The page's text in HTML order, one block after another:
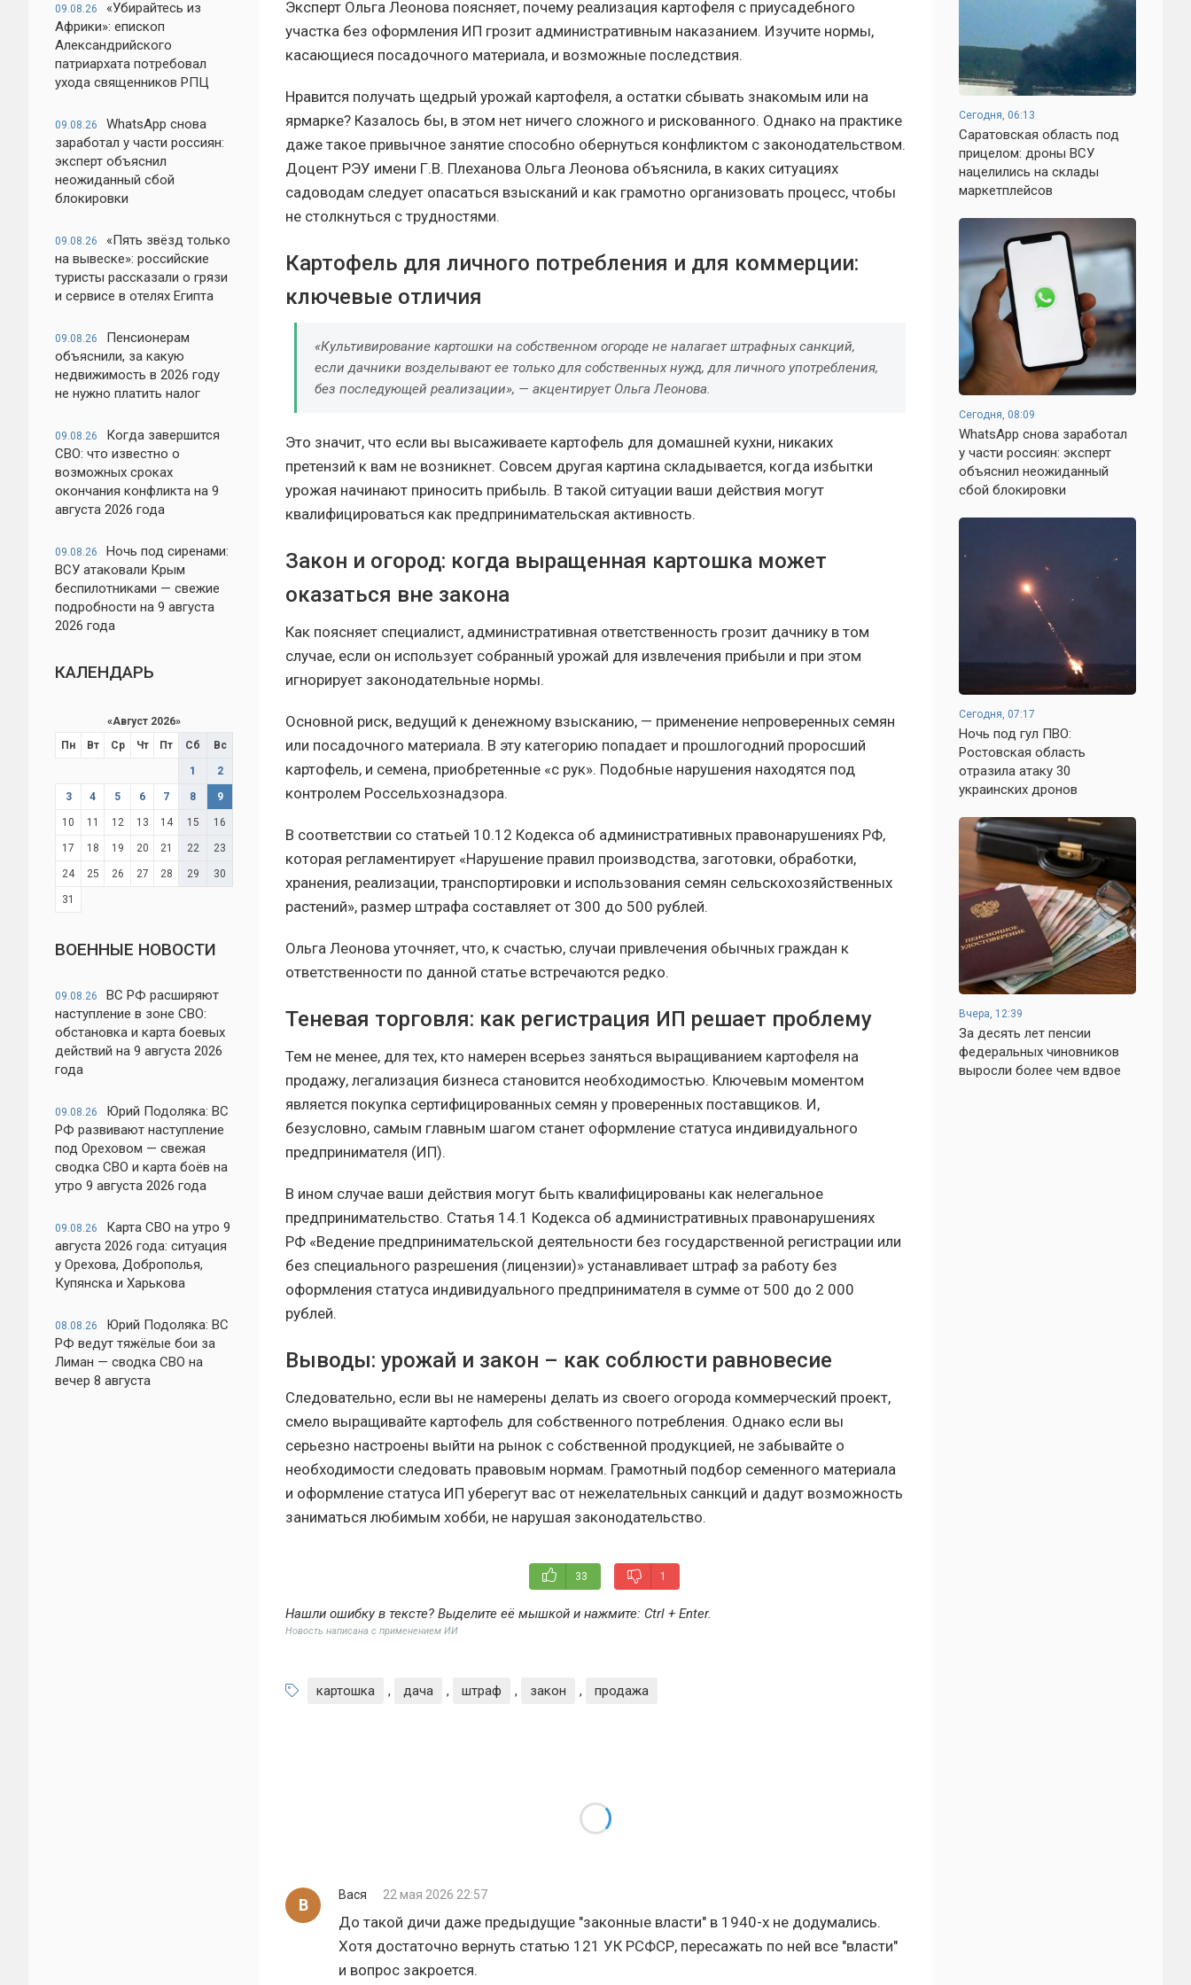
09.08.26
«Убирайтесь из
Африки»: епископ
Александрийского
патриархата потребовал
ухода священников РПЦ
09.08.26
WhatsApp снова
заработал у части россиян:
эксперт объяснил
неожиданный сбой
блокировки
09.08.26
«Пять звёзд только
на вывеске»: российские
туристы рассказали о грязи
и сервисе в отелях Египта
09.08.26
Пенсионерам
объяснили, за какую
недвижимость в 2026 году
не нужно платить налог
09.08.26
Когда завершится
СВО: что известно о
возможных сроках
окончания конфликта на 9
августа 2026 года
09.08.26
Ночь под сиренами:
ВСУ атаковали Крым
беспилотниками — свежие
подробности на 9 августа
2026 года
КАЛЕНДАРЬ
«Август 2026»
Пн
Вт Ср Чт Пт Сб Вс
1 2
3 4 5 6 7 8 9
10 11 12 13 14 15 16
17 18 19 20 21 22 23
24 25 26 27 28 29 30
31
ВОЕННЫЕ НОВОСТИ
09.08.26
ВС РФ расширяют
наступление в зоне СВО:
обстановка и карта боевых
действий на 9 августа 2026
года
09.08.26
Юрий Подоляка: ВС
РФ развивают наступление
под Ореховом — свежая
сводка СВО и карта боёв на
утро 9 августа 2026 года
09.08.26
Карта СВО на утро 9
августа 2026 года: ситуация
у Орехова, Доброполья,
Купянска и Харькова
08.08.26
Юрий Подоляка: ВС
РФ ведут тяжёлые бои за
Лиман — сводка СВО на
вечер 8 августа
Эксперт Ольга Леонова поясняет, почему реализация картофеля с приусадебного
участка без оформления ИП грозит административным наказанием. Изучите нормы,
касающиеся посадочного материала, и возможные последствия.
Нравится получать щедрый урожай картофеля, а остатки сбывать знакомым или на
ярмарке? Казалось бы, в этом нет ничего сложного и рискованного. Однако на практике
даже такое привычное занятие способно обернуться конфликтом с законодательством.
Доцент РЭУ имени Г.В. Плеханова Ольга Леонова объяснила, в каких ситуациях
садоводам следует опасаться взысканий и как грамотно организовать процесс, чтобы
не столкнуться с трудностями.
Картофель для личного потребления и для коммерции:
ключевые отличия
«Культивирование картошки на собственном огороде не налагает штрафных санкций,
если дачники возделывают ее только для собственных нужд, для личного употребления,
без последующей реализации», — акцентирует Ольга Леонова.
Это значит, что если вы высаживаете картофель для домашней кухни, никаких
претензий к вам не возникнет. Совсем другая картина складывается, когда избытки
урожая начинают приносить прибыль. В такой ситуации ваши действия могут
квалифицироваться как предпринимательская активность.
Закон и огород: когда выращенная картошка может
оказаться вне закона
Как поясняет специалист, административная ответственность грозит дачнику в том
случае, если он использует собранный урожай для извлечения прибыли и при этом
игнорирует законодательные нормы.
Основной риск, ведущий к денежному взысканию, — применение непроверенных семян
или посадочного материала. В эту категорию попадает и прошлогодний проросший
картофель, и семена, приобретенные «с рук». Подобные нарушения находятся под
контролем Россельхознадзора.
В соответствии со статьей 10.12 Кодекса об административных правонарушениях РФ,
которая регламентирует «Нарушение правил производства, заготовки, обработки,
хранения, реализации, транспортировки и использования семян сельскохозяйственных
растений», размер штрафа составляет от 300 до 500 рублей.
Ольга Леонова уточняет, что, к счастью, случаи привлечения обычных граждан к
ответственности по данной статье встречаются редко.
Теневая торговля: как регистрация ИП решает проблему
Тем не менее, для тех, кто намерен всерьез заняться выращиванием картофеля на
продажу, легализация бизнеса становится необходимостью. Ключевым моментом
является покупка сертифицированных семян у проверенных поставщиков. И,
безусловно, самым главным шагом станет оформление статуса индивидуального
предпринимателя (ИП).
В ином случае ваши действия могут быть квалифицированы как нелегальное
предпринимательство. Статья 14.1 Кодекса об административных правонарушениях
РФ «Ведение предпринимательской деятельности без государственной регистрации или
без специального разрешения (лицензии)» устанавливает штраф за работу без
оформления статуса индивидуального предпринимателя в сумме от 500 до 2 000
рублей.
Выводы: урожай и закон – как соблюсти равновесие
Следовательно, если вы не намерены делать из своего огорода коммерческий проект,
смело выращивайте картофель для собственного потребления. Однако если вы
серьезно настроены выйти на рынок с собственной продукцией, не забывайте о
необходимости следовать правовым нормам. Грамотный подбор семенного материала
и оформление статуса ИП уберегут вас от нежелательных санкций и дадут возможность
заниматься любимым хобби, не нарушая законодательство.
33 1
Нашли ошибку в тексте? Выделите её мышкой и нажмите: Ctrl + Enter.
Новость написана с применением ИИ
картошка , дача , штраф , закон , продажа
В
Вася 22 мая 2026 22:57
До такой дичи даже предыдущие "законные власти" в 1940-х не додумались.
Хотя достаточно вернуть статью 121 УК РСФСР, пересажать по ней все "власти"
и вопрос закроется.
Сегодня, 06:13
Саратовская область под
прицелом: дроны ВСУ
нацелились на склады
маркетплейсов
Сегодня, 08:09
WhatsApp снова заработал
у части россиян: эксперт
объяснил неожиданный
сбой блокировки
Сегодня, 07:17
Ночь под гул ПВО:
Ростовская область
отразила атаку 30
украинских дронов
Вчера, 12:39
За десять лет пенсии
федеральных чиновников
выросли более чем вдвое